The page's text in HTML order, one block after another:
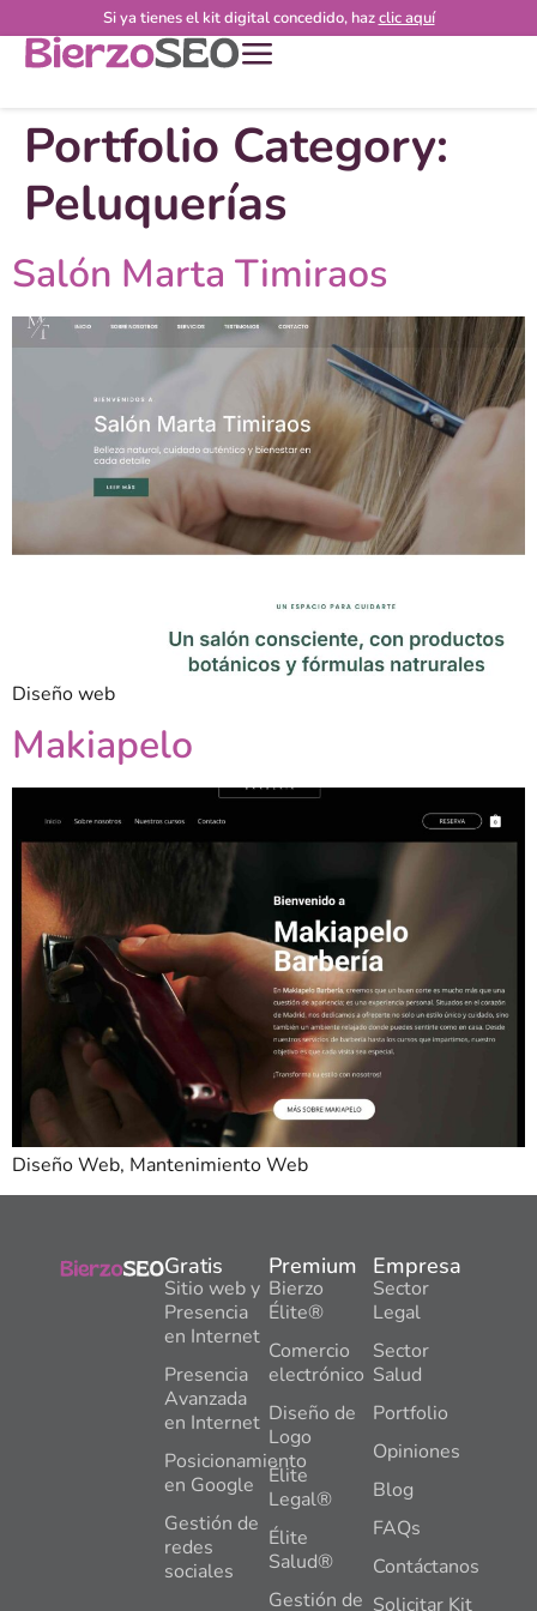
Si ya tienes el kit digital concedido, hazclic aquí
Portfolio Category:
Peluquerías
Salón Marta Timiraos
Diseño web
Makiapelo
Diseño Web, Mantenimiento Web
Gratis
Sitio web y
Presencia
en Internet
Presencia
Avanzada
en Internet
Posicionamiento
en Google
Gestión de
redes
sociales
Premium
Bierzo
Élite®
Comercio
electrónico
Diseño de
Logo
Élite
Legal®
Élite
Salud®
Gestión de
Empresa
Sector
Legal
Sector
Salud
Portfolio
Opiniones
Blog
FAQs
Contáctanos
Solicitar Kit